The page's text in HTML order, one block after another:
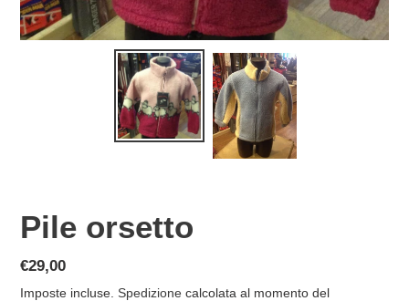
Pile orsetto
Prezzo
di
€29,00
Imposte incluse. Spedizione calcolata al momento del